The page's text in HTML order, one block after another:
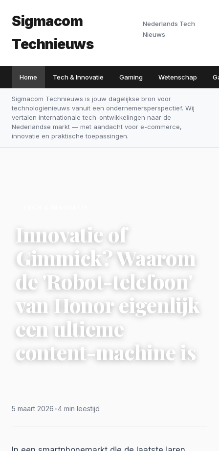
Sigmacom
Technieuws
Nederlands Tech
Nieuws
Home Tech & Innovatie Gaming Wetenschap
Sigmacom Technieuws is jouw dagelijkse bron voor
technologienieuws vanuit een ondernemersperspectief. Wij
vertalen internationale tech-ontwikkelingen naar de
Nederlandse markt — met aandacht voor e-commerce,
innovatie en praktische toepassingen.
Innovatie of
Gimmick? Waarom
de 'Robot-telefoon'
van Honor eigenlijk
een ultieme
content-machine is
5 maart 2026•4 min leestijd